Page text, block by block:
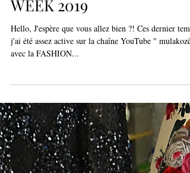
FASHION REVOLUTION
WEEK 2019
Hello, J'espère que vous allez bien ?! Ces dernier temps,
avec la FASHION...